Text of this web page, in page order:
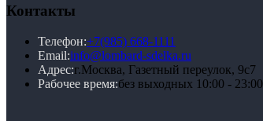
Контакты
Телефон:+7(985) 668-1111
Email:info@lombard-sdelka.ru
Адрес:г.Москва, Газетный переулок, 9с7
Рабочее время:без выходных 10:00 - 23:00